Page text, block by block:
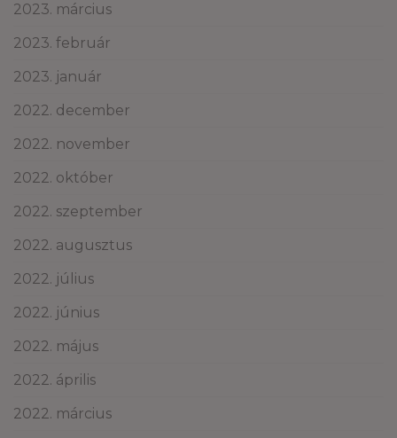
2023. március
2023. február
2023. január
2022. december
2022. november
2022. október
2022. szeptember
2022. augusztus
2022. július
2022. június
2022. május
2022. április
2022. március